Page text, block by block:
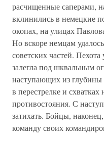
расчищенные саперами,
вклинились в немецкие
окопах, на улицах
Но вскоре немцам
советских частей.
залегла под шквальным
наступающих из
в перестрелке и
противостояния. С
затихать. Бойцы,
команду своих